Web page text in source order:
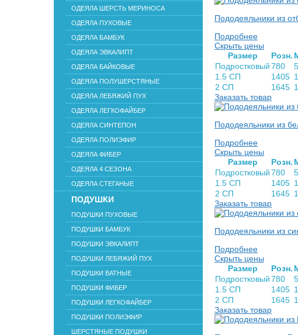
ОДЕЯЛА ШЕРСТЬ МЕРИНОСА
ОДЕЯЛА ПУХОВЫЕ
ОДЕЯЛА БАМБУК
ОДЕЯЛА ЭВКАЛИПТ
ОДЕЯЛА БАЙКОВЫЕ
ОДЕЯЛА ПОЛУШЕРСТЯНЫЕ
ОДЕЯЛА ЛЕБЯЖИЙ ПУХ
ОДЕЯЛА ЛЕГКОФАЙБЕР
ОДЕЯЛА СИНТЕПОН
ОДЕЯЛА ПОЛИЭФИР
ОДЕЯЛА ФИБЕР
ОДЕЯЛА 4 СЕЗОНА
ОДЕЯЛА СТЕГАНЫЕ
ПОДУШКИ
ПОДУШКИ ПУХОВЫЕ
ПОДУШКИ БАМБУК
ПОДУШКИ ЭВКАЛИПТ
ПОДУШКИ ЛЕБЯЖИЙ ПУХ
ПОДУШКИ ВАТНЫЕ
ПОДУШКИ ФИБЕР
ПОДУШКИ ЛЕГКОФАЙБЕР
ПОДУШКИ ПОЛИЭФИР
ШЕРСТЯНЫЕ ПОДУШКИ
Пододеяльники из
Подробнее
Скрыть цены
Раз­мер
Розн.
Подростковый780
1.5 СП
1405
2 СП
1645
Заказать товар
Пододеяльники из
Подробнее
Скрыть цены
Раз­мер
Розн.
Подростковый780
1.5 СП
1405
2 СП
1645
Заказать товар
Пододеяльники из
Подробнее
Скрыть цены
Раз­мер
Розн.
Подростковый780
1.5 СП
1405
2 СП
1645
Заказать товар